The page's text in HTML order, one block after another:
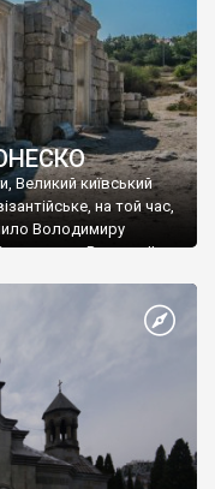
Великий київський
на той час,
Володимиру
Василю ІІ, та
християнином.
Таврійського